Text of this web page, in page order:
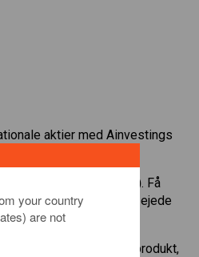
aktier med Ainvestings
med
Rio Tinto (AUD). Få
som hvis du selv ejede
aktien.
om dette investeringsprodukt,
your country
are not